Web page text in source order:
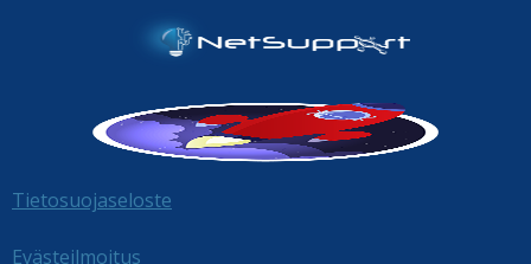
Tietosuojaseloste
Evästeilmoitus